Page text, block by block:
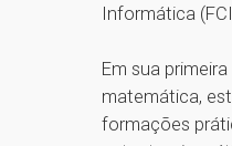
Informática
Em sua
matemática,
formações